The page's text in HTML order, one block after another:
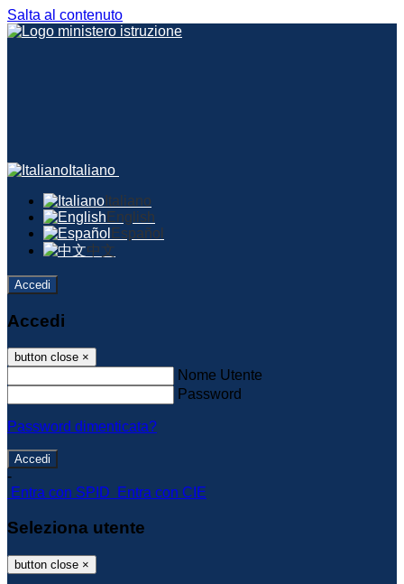
Salta al contenuto
Italiano
Italiano
English
Español
中文
Accedi
Accedi
button close ×
Nome Utente
Password
Password dimenticata?
-
Entra con SPID
Entra con CIE
Seleziona utente
button close ×